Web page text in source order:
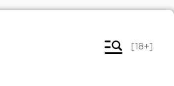
[18+]